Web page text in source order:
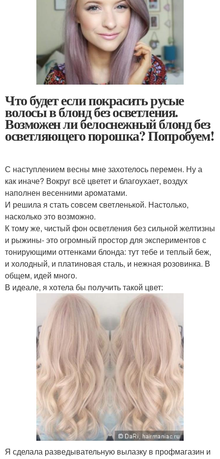
Что будет если покрасить русые
волосы в блонд без осветления.
Возможен ли белоснежный блонд без
осветляющего порошка? Попробуем!
С наступлением весны мне захотелось перемен. Ну а
как иначе? Вокруг всё цветет и благоухает, воздух
наполнен весенними ароматами.
И решила я стать совсем светленькой. Настолько,
насколько это возможно.
К тому же, чистый фон осветления без сильной желтизны
и рыжины- это огромный простор для экспериментов с
тонирующими оттенками блонда: тут тебе и теплый беж,
и холодный, и платиновая сталь, и нежная розовинка. В
общем, идей много.
В идеале, я хотела бы получить такой цвет:
Я сделала разведывательную вылазку в профмагазин и